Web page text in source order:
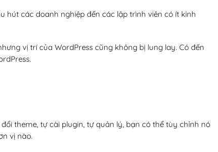
hút các doanh nghiệp đến các lập trình viên có ít kinh
vị trí của WordPress cũng không bị lung lay. Có đến
theme, tự cài plugin, tự quản lý, bạn có thể tùy chỉnh nó
vị nào.